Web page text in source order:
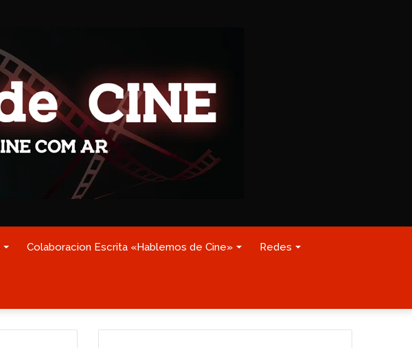
Colaboracion Escrita «Hablemos de Cine» Redes